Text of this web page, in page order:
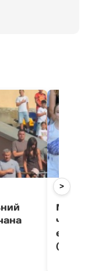
10
етапі
(фото)
>